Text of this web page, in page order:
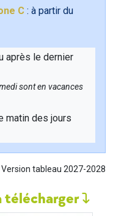
C : à partir du
après le dernier
sont en vacances
matin des jours
Version tableau 2027-2028
télécharger